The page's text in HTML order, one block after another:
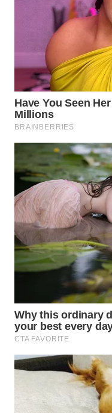
WN
SIMALUNGUN
WN
LABUHANBATU
WN
TAPANULI
TENGAH
WN DELI
SERDANG
WN
TEBING
TINGGI
WN
PAKPAK
WN
KARAWANG
BEKASI
BOGOR